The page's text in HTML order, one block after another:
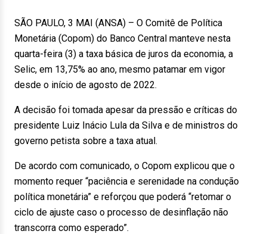
SÃO PAULO, 3 MAI (ANSA) – O Comitê de Política
Monetária (Copom) do Banco Central manteve nesta
quarta-feira (3) a taxa básica de juros da economia, a
Selic, em 13,75% ao ano, mesmo patamar em vigor
desde o início de agosto de 2022.
A decisão foi tomada apesar da pressão e críticas do
presidente Luiz Inácio Lula da Silva e de ministros do
governo petista sobre a taxa atual.
De acordo com comunicado, o Copom explicou que o
momento requer “paciência e serenidade na condução
política monetária” e reforçou que poderá “retomar o
ciclo de ajuste caso o processo de desinflação não
transcorra como esperado”.